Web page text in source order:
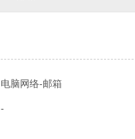
电脑网络-邮箱
-